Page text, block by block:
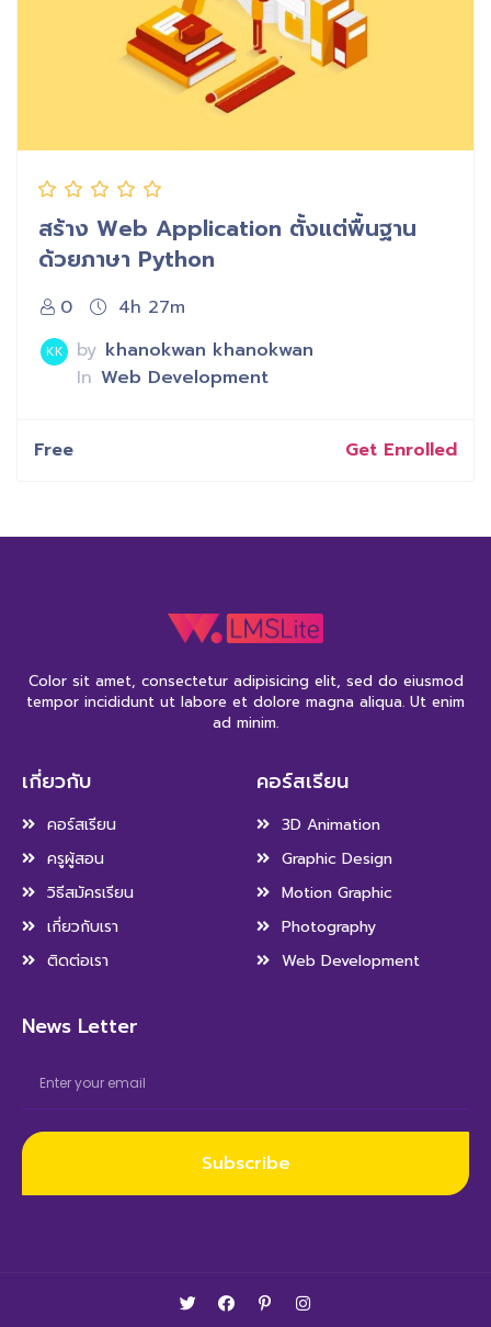
สร้าง Web Application ตั้งแต่พื้นฐาน
ด้วยภาษา Python
0 4h 27m
KK by khanokwan khanokwan
In Web Development
Free Get Enrolled
Color sit amet, consectetur adipisicing elit, sed do eiusmod
tempor incididunt ut labore et dolore magna aliqua. Ut enim
ad minim.
เกี่ยวกับ
คอร์สเรียน
ครูผู้สอน
วิธีสมัครเรียน
เกี่ยวกับเรา
ติดต่อเรา
คอร์สเรียน
3D Animation
Graphic Design
Motion Graphic
Photography
Web Development
News Letter
Subscribe